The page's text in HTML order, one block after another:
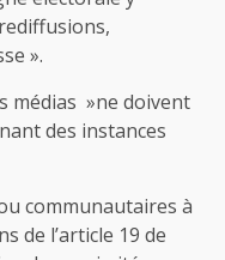
».
médias »ne doivent
des instances
communautaires à
de l’article 19 de